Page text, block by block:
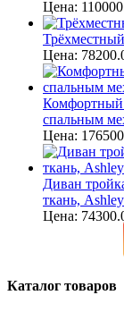
Цена:
Цена:
Комфортный
спальным
Цена:
Диван
ткань,
Цена:
Каталог товаров